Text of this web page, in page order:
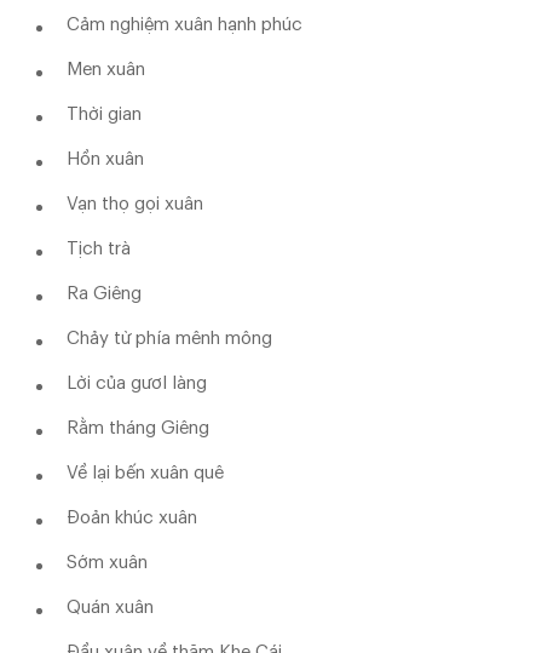
Cảm nghiệm xuân hạnh phúc
Men xuân
Thời gian
Hồn xuân
Vạn thọ gọi xuân
Tịch trà
Ra Giêng
Chảy từ phía mênh mông
Lời của gươl làng
Rằm tháng Giêng
Về lại bến xuân quê
Đoản khúc xuân
Sớm xuân
Quán xuân